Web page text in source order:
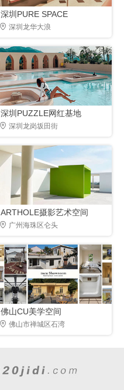
深圳PURE SPACE
深圳龙华大浪
深圳PUZZLE网红基地
深圳龙岗坂田街
ARTHOLE摄影艺术空间
广州海珠区仑头
佛山CU美学空间
佛山市禅城区石湾